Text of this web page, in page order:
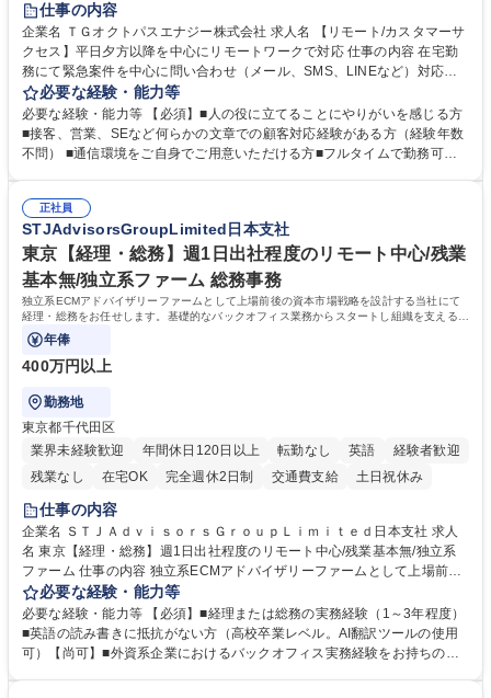
仕事の内容
企業名 ＴＧオクトパスエナジー株式会社 求人名 【リモート/カスタマーサ
クセス】平日夕方以降を中心にリモートワークで対応 仕事の内容 在宅勤
務にて緊急案件を中心に問い合わせ（メール、SMS、LINEなど）対応、
契約開始手続き処理などを行なっていただきます。カスタマーサクセス
（Digiops：デジオプス）と運用構築の業務となります。 ■お問い合わせ
対応業務全般（システム入力、契約手続き含む） ■デジタルコミュニケー
ションツール（メール、SMS、LINE等）を使用 ■お客様のニーズに応じた
添ってサービス提供できることが魅力 募集職種 【リモート/カスタマーサ
クセス】平日夕方以降を中心にリモートワークで対応
必要な経験・能力等
必要な経験・能力等 【必須】■人の役に立てることにやりがいを感じる方
■接客、営業、SEなど何らかの文章での顧客対応経験がある方（経験年数
不問） ■通信環境をご自身でご用意いただける方■フルタイムで勤務可能
境に貢献したい■改善提案や改善アクション等新しいことに意欲がある方
【英語（語学力）】■翻訳ツールを用い英語でコミュニケーションをとる
ことに抵抗がない方■英語は話せなくても問題はありませんが、英語が話
せますと、よりチャンスが広がります。※日本語がネイティブレベル必須
学歴・資格 学歴：大学院 大学 高専 短大 専修学校 高校 語学力： 資格：
正社員
STJAdvisorsGroupLimited日本支社
東京【経理・総務】週1日出社程度のリモート中心/残業
基本無/独立系ファーム 総務事務
独立系ECMアドバイザリーファームとして上場前後の資本市場戦略を設計する当社にて
経理・総務をお任せします。基礎的なバックオフィス業務からスタートし組織を支える専
任担当として広く活躍できる環境です。
年俸
400万円以上
勤務地
東京都千代田区
業界未経験歓迎
年間休日120日以上 転勤なし 英語
経験者歓迎
残業なし
在宅OK 完全週休2日制 交通費支給 土日祝休み
仕事の内容
企業名 ＳＴＪＡｄｖｉｓｏｒｓＧｒｏｕｐＬｉｍｉｔｅｄ日本支社 求人
名 東京【経理・総務】週1日出社程度のリモート中心/残業基本無/独立系
ファーム 仕事の内容 独立系ECMアドバイザリーファームとして上場前後
の資本市場戦略を設計する当社にて経理・総務をお任せします。基礎的な
バックオフィス業務からスタートし組織を支える専任担当として広く活躍
できる環境です。 ■日常経理、月次および年次決算サポート業務 ■本国
（グローバル）との英文メール対応（AI翻訳ツール等を使用しての対応で
必要な経験・能力等
必要な経験・能力等 【必須】■経理または総務の実務経験（1～3年程度）
■英語の読み書きに抵抗がない方（高校卒業レベル。AI翻訳ツールの使用
可）【尚可】■外資系企業におけるバックオフィス実務経験をお持ちの方